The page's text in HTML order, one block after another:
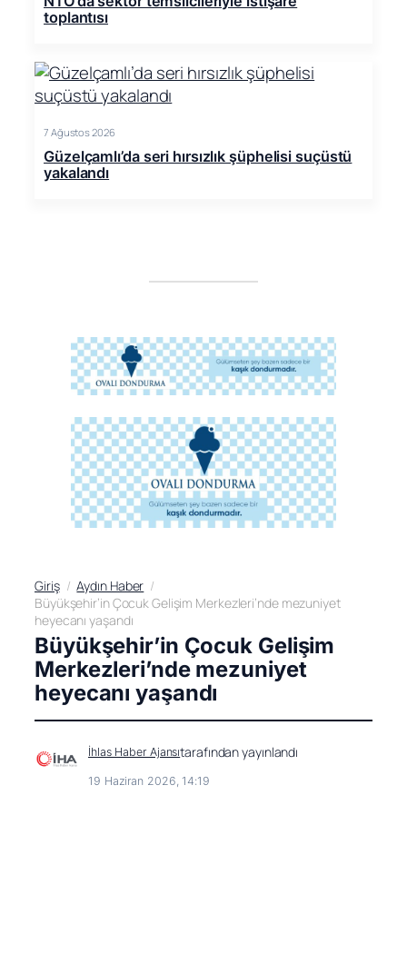
toplantısı
7 Ağustos 2026
Güzelçamlı’da seri hırsızlık şüphelisi suçüstü
yakalandı
Giriş
Aydın Haber
Büyükşehir’in Çocuk Gelişim Merkezleri’nde mezuniyet
heyecanı yaşandı
Büyükşehir’in Çocuk Gelişim
Merkezleri’nde mezuniyet
heyecanı yaşandı
İhlas Haber Ajansıtarafından yayınlandı
19 Haziran 2026, 14:19